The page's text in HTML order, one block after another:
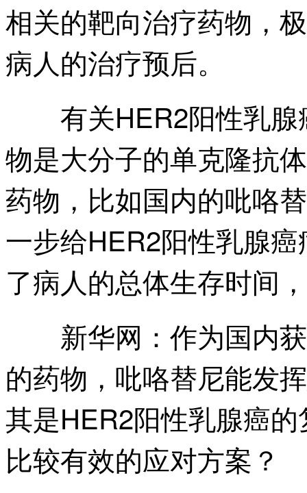
相关的靶向治疗药物，
病人的治疗预后。
有关HER2阳性乳腺
物是大分子的单克隆抗
药物，比如国内的吡咯
一步给HER2阳性乳腺
了病人的总体生存时间
新华网： 作为国内
的药物，吡咯替尼能发
其是HER2阳性乳腺癌
比较有效的应对方案？